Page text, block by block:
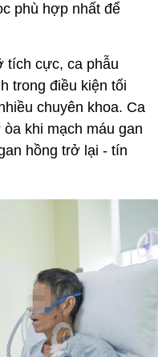
phù hợp nhất để
tích cực, ca phẫu
trong điều kiện tối
chuyên khoa. Ca
khi mạch máu gan
hồng trở lại - tín